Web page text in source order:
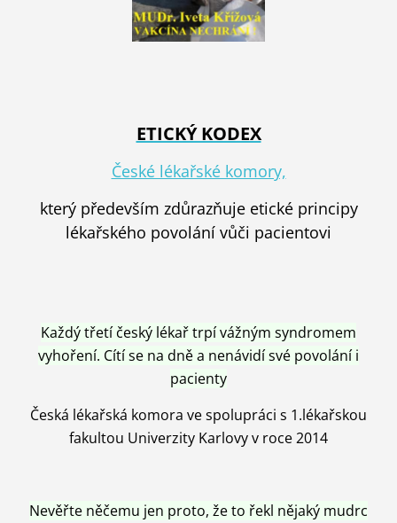
ETICKÝ KODEX
České lékařské komory,
který především zdůrazňuje etické principy
lékařského povolání vůči pacientovi
Každý třetí český lékař trpí vážným syndromem
vyhoření. Cítí se na dně a nenávidí své povolání i
pacienty
Česká lékařská komora ve spolupráci s 1.lékařskou
fakultou Univerzity Karlovy v roce 2014
Nevěřte něčemu jen proto, že to řekl nějaký mudrc